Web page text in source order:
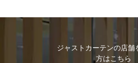
ジャストカーテンの店舗
方はこちら